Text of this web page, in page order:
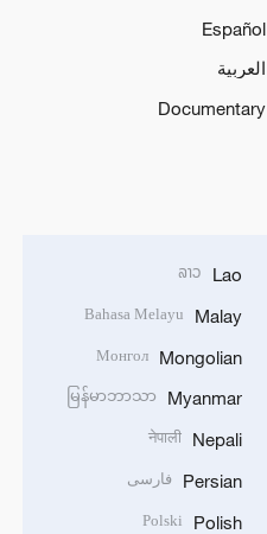
Español
العربية
Documentary
Lao
ລາວ
Malay
Bahasa Melayu
Mongolian
Монгол
Myanmar
မြန်မာဘာသာ
Nepali
नेपाली
Persian فارسی
Polish
Polski